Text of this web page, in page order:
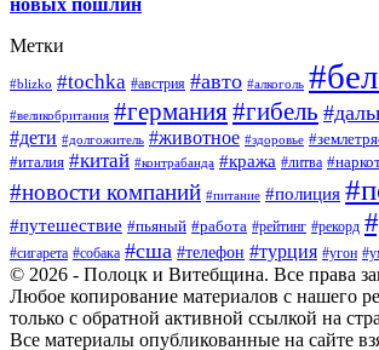
Метки
#blizko #tochka #австрия #авто #алкоголь
#великобритания #германия#гибель
#дети #долгожитель #животное #здоровье
#италия #китай #контрабанда #кража #литва
#новости компаний #питание #полиция
#путешествие #пьяный #работа #рейтинг #рекорд
#сигарета #собака #сша #телефон #турция #угон
© 2026 - Полоцк и Витебщина. Все права
Любое копирование материалов с нашего
только с обратной активной ссылкой на
Все материалы опубликованные на сайте